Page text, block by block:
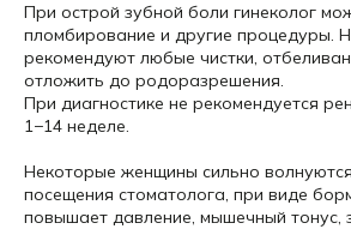
При острой зубной боли гинеколог
пломбирование и другие процедуры.
рекомендуют любые чистки,
отложить до родоразрешения.
При диагностике не рекомендуется
1−14 неделе.
Некоторые женщины сильно
посещения стоматолога, при виде
повышает давление, мышечный тонус,